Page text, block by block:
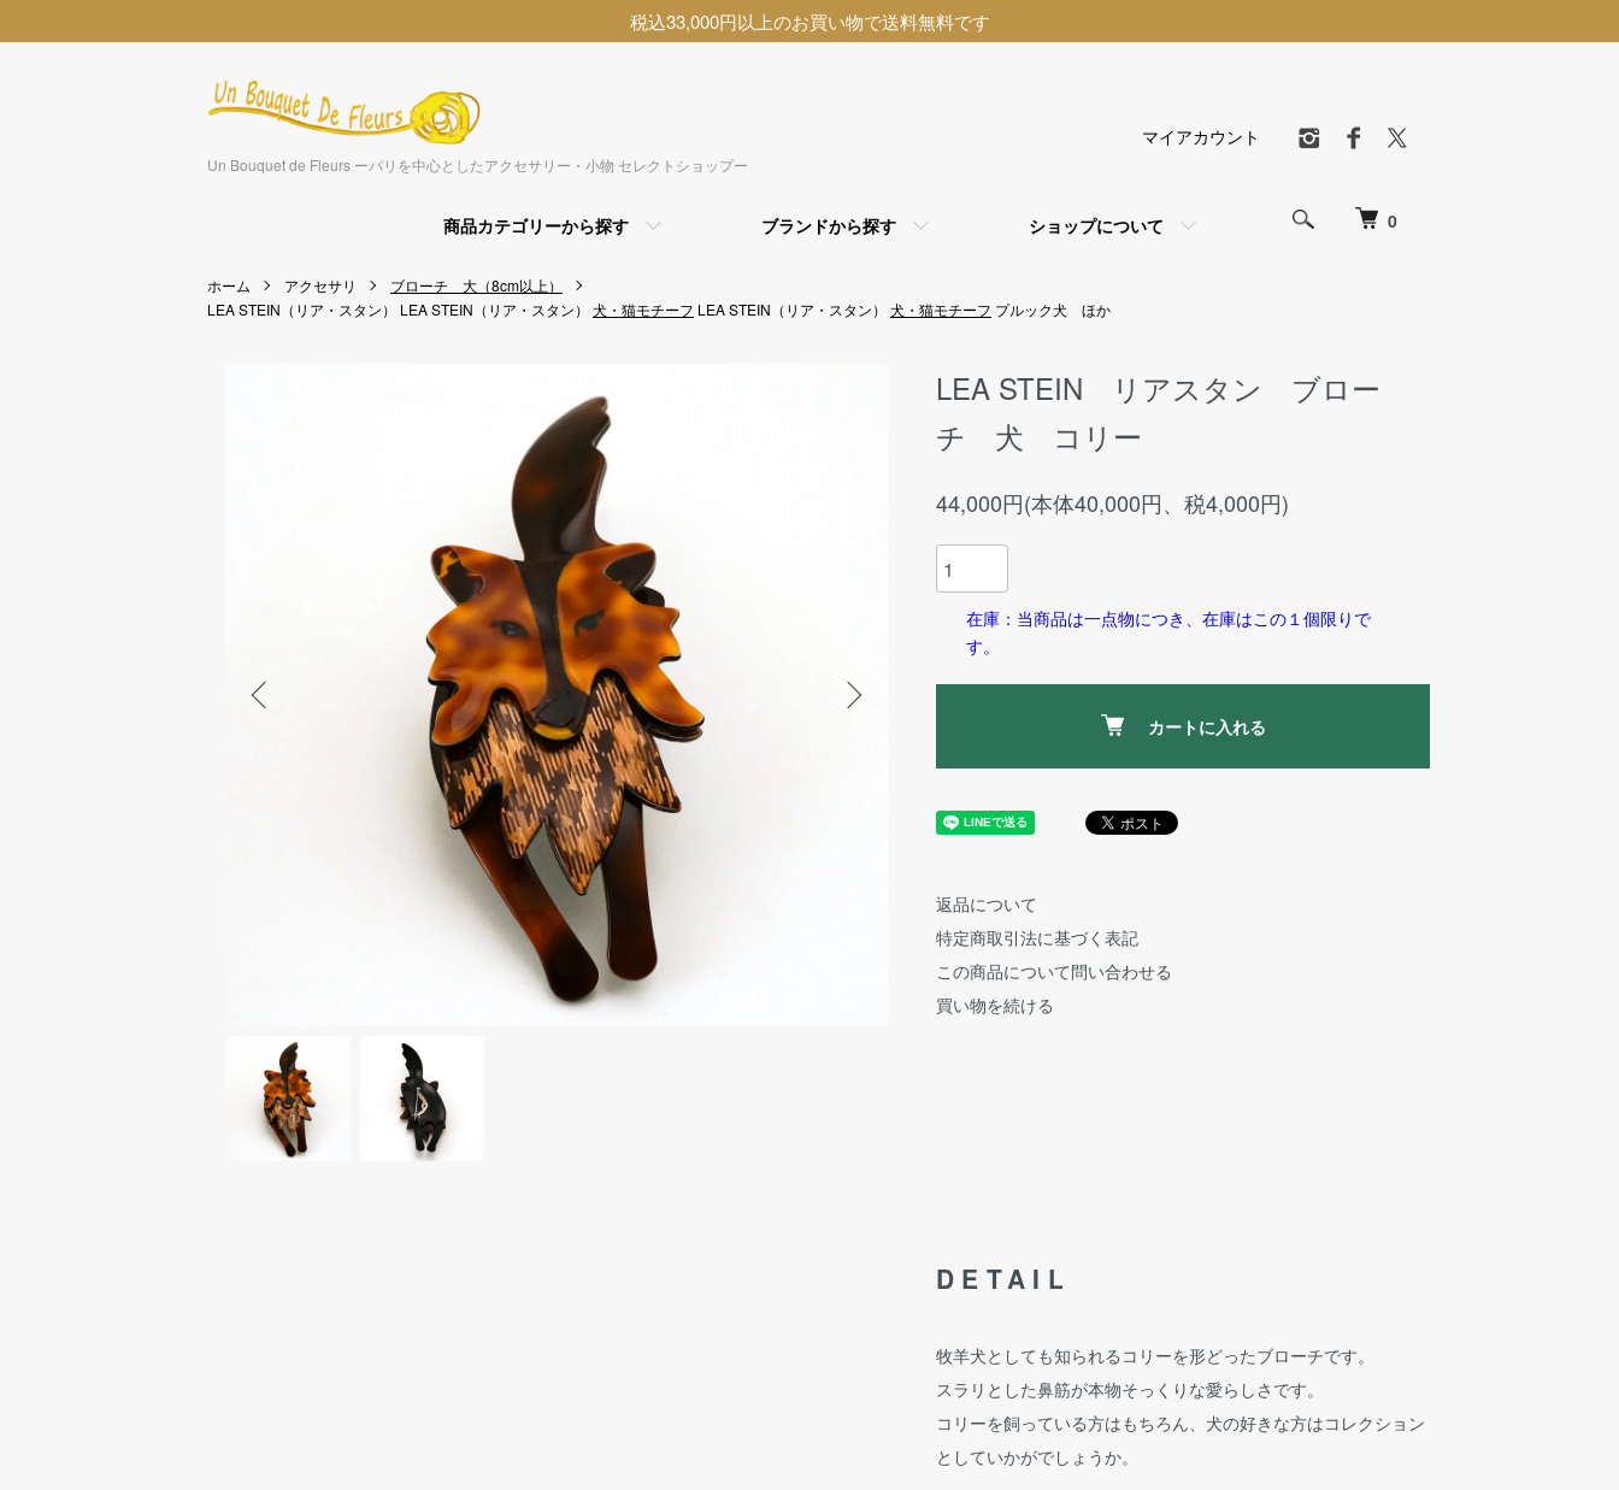
税込33,000円以上のお買い物で送料無料です
Un Bouquet de Fleurs ーパリを中心としたアクセサリー・小物 セレクトショップー
0
商品カテゴリーから探す ブランドから探す ショップについて
マイアカウント
ホーム アクセサリ
ブローチ 大（8cm以上）
LEA STEIN（リア・スタン）
LEA STEIN（リア・スタン） 犬・猫モチーフ LEA STEIN（リア・スタン） 犬・猫モチーフ プルック犬 ほか
LEA STEIN リアスタン ブロー
チ 犬 コリー
44,000円(本体40,000円、税4,000円)
在庫：当商品は一点物につき、在庫はこの１個限りで
す。
カートに入れる
返品について
特定商取引法に基づく表記
この商品について問い合わせる
買い物を続ける
DETAIL
牧羊犬としても知られるコリーを形どったブローチです。
スラリとした鼻筋が本物そっくりな愛らしさです。
コリーを飼っている方はもちろん、犬の好きな方はコレクション
としていかがでしょうか。